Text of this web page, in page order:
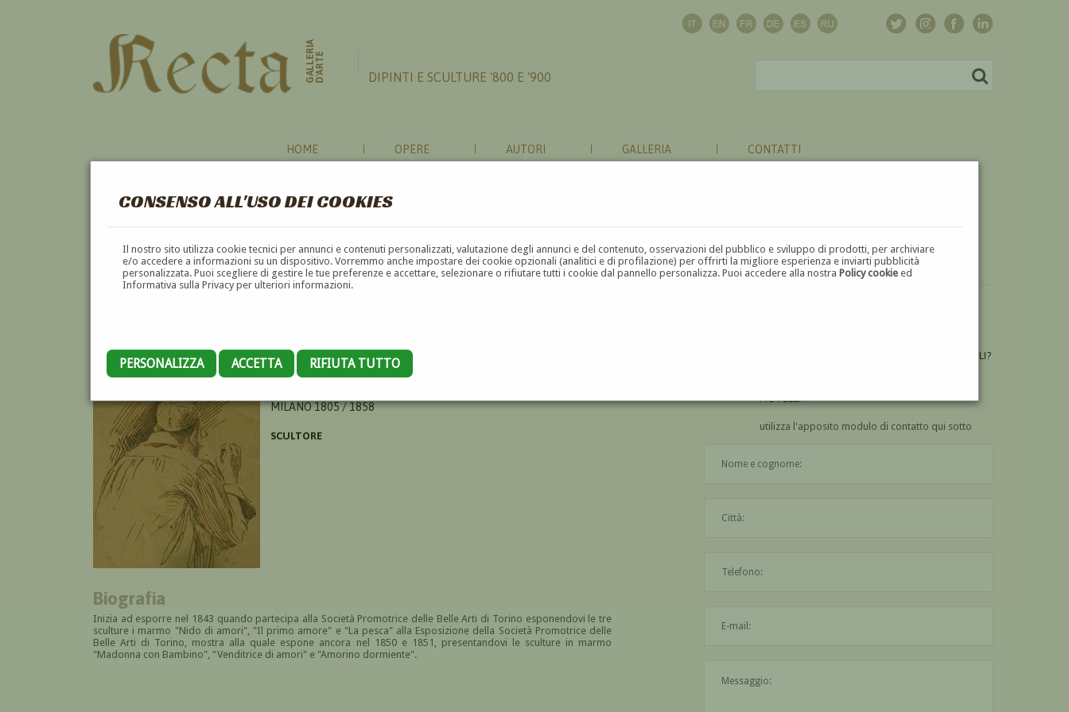
CONSENSO ALL'USO DEI COOKIES
Il nostro sito utilizza cookie tecnici per annunci e contenuti personalizzati, valutazione degli annunci e del contenuto, osservazioni del pubblico e sviluppo di prodotti, per archiviare
e/o accedere a informazioni su un dispositivo. Vorremmo anche impostare dei cookie opzionali (analitici e di profilazione) per offrirti la migliore esperienza e inviarti pubblicità
personalizzata. Puoi scegliere di gestire le tue preferenze e accettare, selezionare o rifiutare tutti i cookie dal pannello personalizza. Puoi accedere alla nostraPolicy cookie ed
Informativa sulla Privacy per ulteriori informazioni.
PERSONALIZZA ACCETTA RIFIUTA TUTTO
GALLERIAD'ARTE DIPINTI E SCULTURE '800 E '900
HOME OPERE AUTORI GALLERIA CONTATTI
GAETANO MOTELLI
MILANO 1805 / 1858
SCULTORE
Biografia
Inizia ad esporre nel 1843 quando partecipa alla Società Promotrice delle Belle Arti di Torino esponendovi le tre
sculture i marmo "Nido di amori", "Il primo amore" e "La pesca" alla Esposizione della Società Promotrice delle
Belle Arti di Torino, mostra alla quale espone ancora nel 1850 e 1851, presentandovi le sculture in marmo
"Madonna con Bambino", "Venditrice di amori" e "Amorino dormiente".
UN'OPERA DI GAETANO MOTELLI?
MOTELLI?
utilizza l'apposito modulo di contatto qui sotto